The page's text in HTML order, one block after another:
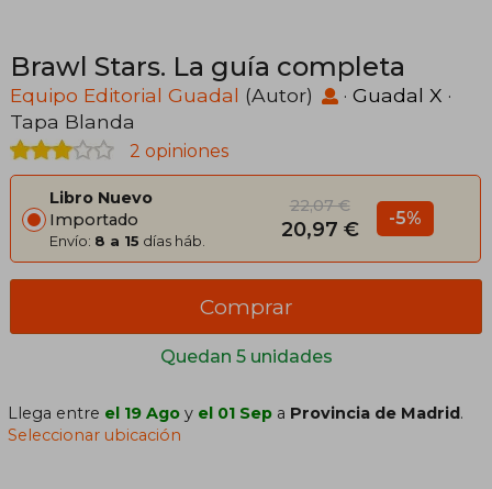
Brawl Stars. La guía completa
Equipo Editorial Guadal (Autor) · Guadal X ·
Tapa Blanda
2 opiniones
Libro Nuevo
Importado
Envío: 8 a 15 días háb.
22,07 €
20,97 € -5%
Quedan 5 unidades
Comprar
Llega entre el 19 Ago y el 01 Sep a Provincia de Madrid.
Seleccionar ubicación